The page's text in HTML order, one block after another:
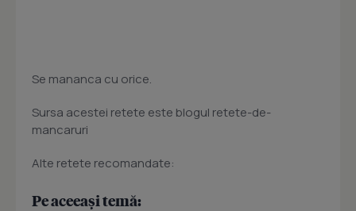
Se mananca cu orice.
Sursa acestei retete este blogul retete-de-
mancaruri
Alte retete recomandate:
Pe aceeași temă: